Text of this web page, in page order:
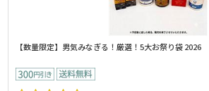
【数量限定】男気みなぎる！厳選！5大お祭り袋 2026